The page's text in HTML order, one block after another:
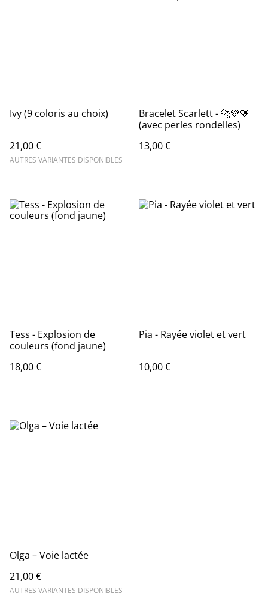
Ivy (9 coloris au choix)
21,00 €
AUTRES VARIANTES DISPONIBLES
Bracelet Scarlett - 🐆💚🤎
(avec perles rondelles)
13,00 €
Tess - Explosion de
couleurs (fond jaune)
18,00 €
Pia - Rayée violet et vert
10,00 €
Olga – Voie lactée
21,00 €
AUTRES VARIANTES DISPONIBLES